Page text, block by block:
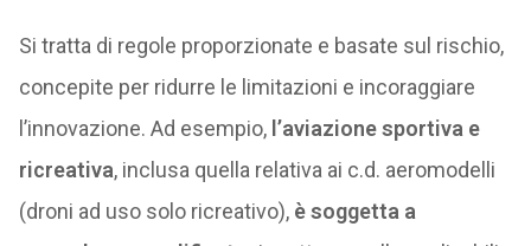
Si tratta di regole proporzionate e basate sul rischio,
concepite per ridurre le limitazioni e incoraggiare
l’innovazione. Ad esempio, l’aviazione sportiva e
ricreativa, inclusa quella relativa ai c.d. aeromodelli
(droni ad uso solo ricreativo), è soggetta a